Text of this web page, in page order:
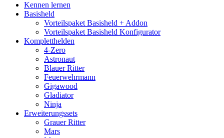
Kennen lernen
Basisheld
Vorteilspaket Basisheld + Addon
Vorteilspaket Basisheld Konfigurator
Kompletthelden
4-Zero
Astronaut
Blauer Ritter
Feuerwehrmann
Gigawood
Gladiator
Ninja
Erweiterungssets
Grauer Ritter
Mars